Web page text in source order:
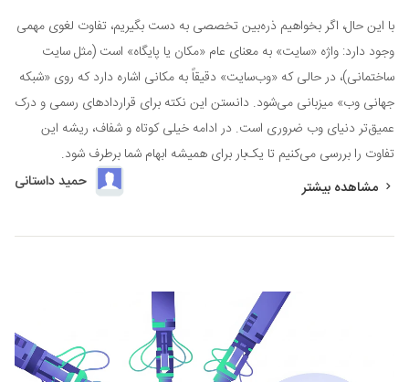
با این حال، اگر بخواهیم ذره‌بین تخصصی به دست بگیریم، تفاوت لغوی مهمی
وجود دارد: واژه «سایت» به معنای عام «مکان یا پایگاه» است (مثل سایت
ساختمانی)، در حالی که «وب‌سایت» دقیقاً به مکانی اشاره دارد که روی «شبکه
جهانی وب» میزبانی می‌شود. دانستن این نکته برای قراردادهای رسمی و درک
عمیق‌تر دنیای وب ضروری است. در ادامه خیلی کوتاه و شفاف، ریشه این
تفاوت را بررسی می‌کنیم تا یک‌بار برای همیشه ابهام شما برطرف شود.
مشاهده بیشتر
حمید داستانی